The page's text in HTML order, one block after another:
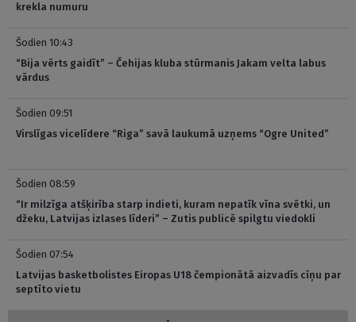
krekla numuru
Šodien 10:43
“Bija vērts gaidīt” – Čehijas kluba stūrmanis Jakam velta labus
vārdus
Šodien 09:51
Virslīgas vicelīdere “Riga” savā laukumā uzņems “Ogre United”
Šodien 08:59
“Ir milzīga atšķirība starp indieti, kuram nepatīk vīna svētki, un
džeku, Latvijas izlases līderi” – Zutis publicē spilgtu viedokli
Šodien 07:54
Latvijas basketbolistes Eiropas U18 čempionātā aizvadīs cīņu par
septīto vietu